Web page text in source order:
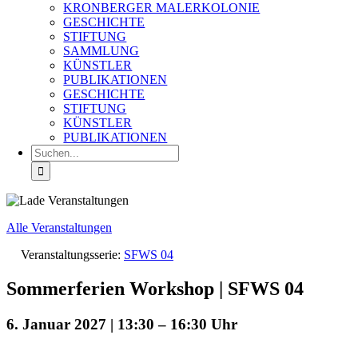
KRONBERGER MALERKOLONIE
GESCHICHTE
STIFTUNG
SAMMLUNG
KÜNSTLER
PUBLIKATIONEN
GESCHICHTE
STIFTUNG
KÜNSTLER
PUBLIKATIONEN
Suche
nach:
Alle Veranstaltungen
Veranstaltungsserie: SFWS 04
Sommerferien Workshop | SFWS 04
6. Januar 2027 | 13:30 – 16:30